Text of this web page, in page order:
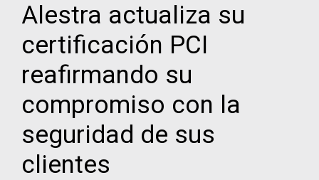
Alestra actualiza su
certificación PCI
reafirmando su
compromiso con la
seguridad de sus
clientes